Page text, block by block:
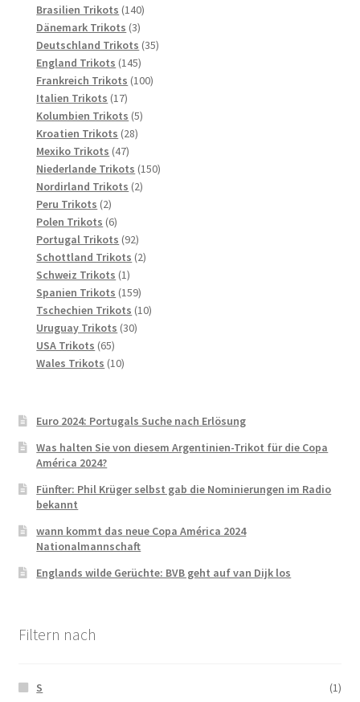
Produkte
Brasilien Trikots 140140
Dänemark Trikots 33
Produkte
Deutschland Trikots 3535
England Trikots 145145
Produkte
Frankreich Trikots 100100
Italien Trikots 1717
Produkte
Kolumbien Trikots 55
Kroatien Trikots 2828
Mexiko Trikots 4747
Produkte
Niederlande Trikots 150150
Nordirland Trikots 22
Peru Trikots 22
Produkte
Polen Trikots 66
Produkte
Portugal Trikots 9292
Produkte
Schottland Trikots 22
Schweiz Trikots 11
Produkt
Spanien Trikots 159159
Produkte
Tschechien Trikots 1010
Uruguay Trikots 3030
USA Trikots 6565
Produkte
Wales Trikots 1010
Euro 2024: Portugals Suche nach Erlösung
Was halten Sie von diesem Argentinien-Trikot für die Copa
América 2024?
Fünfter: Phil Krüger selbst gab die Nominierungen im Radio
bekannt
wann kommt das neue Copa América 2024
Nationalmannschaft
Englands wilde Gerüchte: BVB geht auf van Dijk los
Filtern nach
S
(1)